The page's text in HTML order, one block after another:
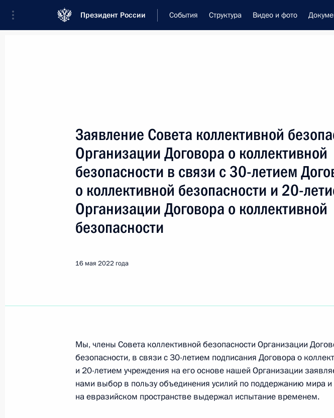
Президент России События Структура Видео и фото
Совещание с членами Совета
6 часов
Заявление Совета коллективной
Организации Договора о коллективной
безопасности в связи с 30-летием
о коллективной безопасности и 20-
Организации Договора о коллективной
безопасности
16 мая 2022 года
Мы, члены Совета коллективной безопасности Организации
безопасности, в связи с 30-летием подписания Договора о
и 20-летием учреждения на его основе нашей Организации
нами выбор в пользу объединения усилий по поддержанию мира и
на евразийском пространстве выдержал испытание временем.